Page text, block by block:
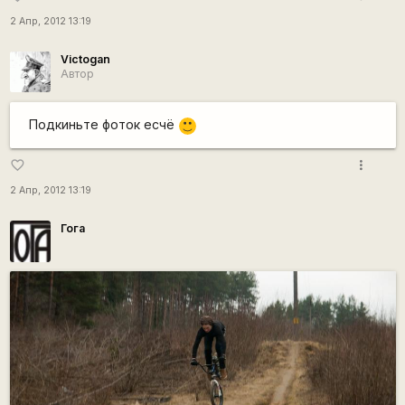
2 Апр, 2012 13:19
Victogan
Автор
Подкиньте фоток есчё :)
favorite_border
2 Апр, 2012 13:19
more_vert
Гога